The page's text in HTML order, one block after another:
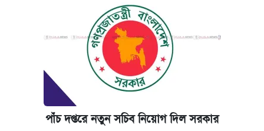
পাঁচ দপ্তরে নতুন সচিব নিয়োগ দিল সরকার